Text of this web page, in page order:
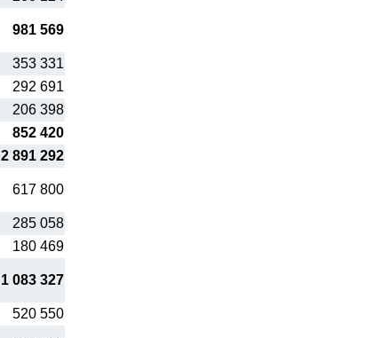
981 569
353 331
292 691
206 398
852 420
2 891 292
617 800
285 058
180 469
1 083 327
520 550